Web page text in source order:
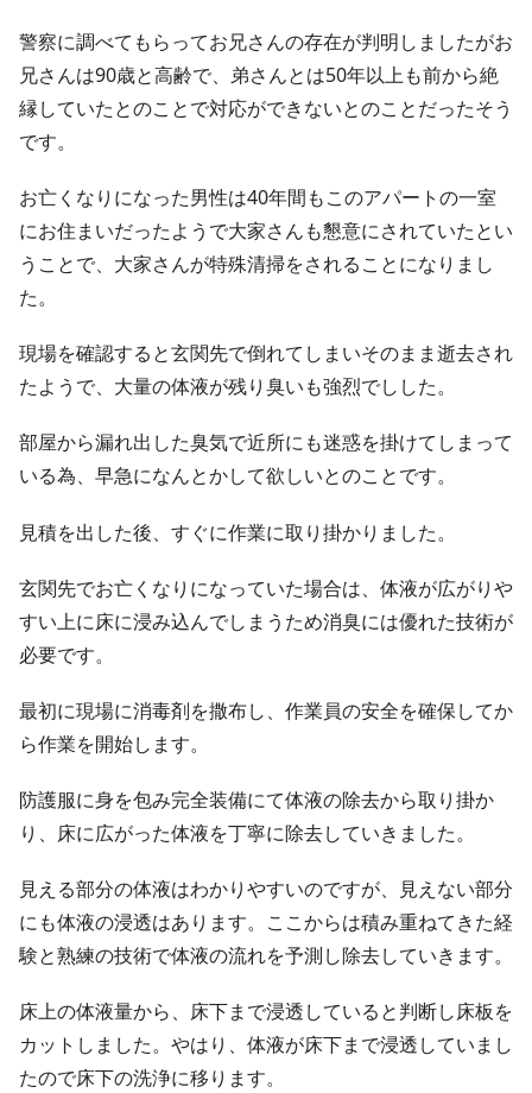
警察に調べてもらってお兄さんの存在が判明しましたがお
兄さんは90歳と高齢で、弟さんとは50年以上も前から絶
縁していたとのことで対応ができないとのことだったそう
です。
お亡くなりになった男性は40年間もこのアパートの一室
にお住まいだったようで大家さんも懇意にされていたとい
うことで、大家さんが特殊清掃をされることになりまし
た。
現場を確認すると玄関先で倒れてしまいそのまま逝去され
たようで、大量の体液が残り臭いも強烈でしした。
部屋から漏れ出した臭気で近所にも迷惑を掛けてしまって
いる為、早急になんとかして欲しいとのことです。
見積を出した後、すぐに作業に取り掛かりました。
玄関先でお亡くなりになっていた場合は、体液が広がりや
すい上に床に浸み込んでしまうため消臭には優れた技術が
必要です。
最初に現場に消毒剤を撒布し、作業員の安全を確保してか
ら作業を開始します。
防護服に身を包み完全装備にて体液の除去から取り掛か
り、床に広がった体液を丁寧に除去していきました。
見える部分の体液はわかりやすいのですが、見えない部分
にも体液の浸透はあります。ここからは積み重ねてきた経
験と熟練の技術で体液の流れを予測し除去していきます。
床上の体液量から、床下まで浸透していると判断し床板を
カットしました。やはり、体液が床下まで浸透していまし
たので床下の洗浄に移ります。